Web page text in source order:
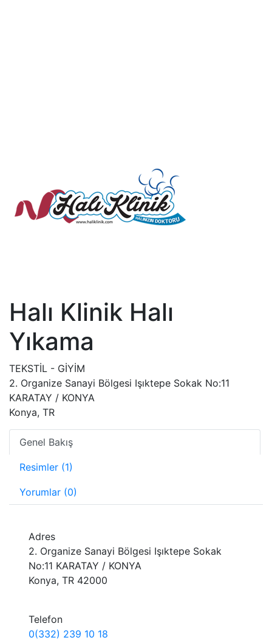
Halı Klinik Halı
Yıkama
TEKSTİL - GİYİM
2. Organize Sanayi Bölgesi Işıktepe Sokak No:11
KARATAY / KONYA
Konya, TR
Genel Bakış
Resimler (1)
Yorumlar (0)
Adres
2. Organize Sanayi Bölgesi Işıktepe Sokak
No:11 KARATAY / KONYA
Konya, TR 42000
Telefon
0(332) 239 10 18